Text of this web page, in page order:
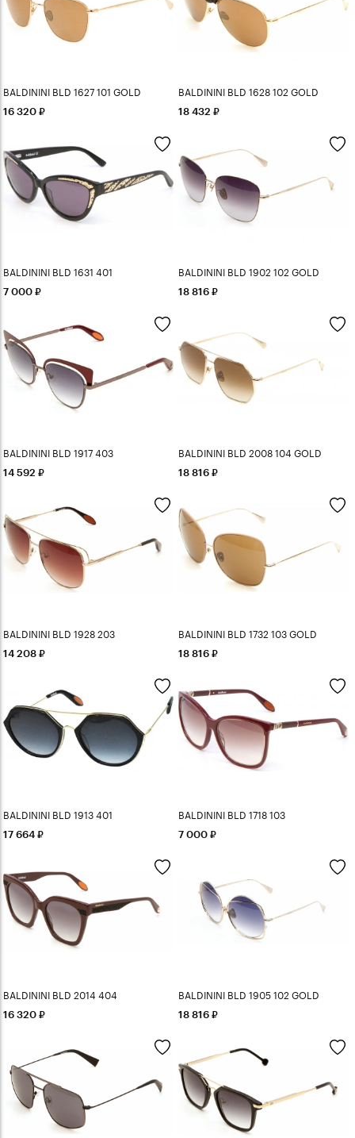
BALDININI BLD 1627 101 GOLD
16 320
BALDININI BLD 1628 102 GOLD
18 432
BALDININI BLD 1631 401
7 000
BALDININI BLD 1902 102 GOLD
18 816
BALDININI BLD 1917 403
14 592
BALDININI BLD 2008 104 GOLD
18 816
BALDININI BLD 1928 203
14 208
BALDININI BLD 1732 103 GOLD
18 816
BALDININI BLD 1913 401
17 664
BALDININI BLD 1718 103
7 000
BALDININI BLD 2014 404
16 320
BALDININI BLD 1905 102 GOLD
18 816